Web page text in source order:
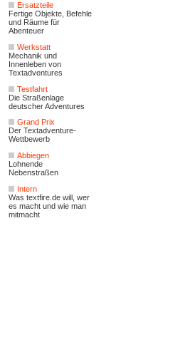
Ersatzteile
Fertige Objekte, Befehle
und Räume für
Abenteuer
Werkstatt
Mechanik und
Innenleben von
Textadventures
Testfahrt
Die Straßenlage
deutscher Adventures
Grand Prix
Der Textadventure-
Wettbewerb
Abbiegen
Lohnende
Nebenstraßen
Intern
Was textfire.de will, wer
es macht und wie man
mitmacht